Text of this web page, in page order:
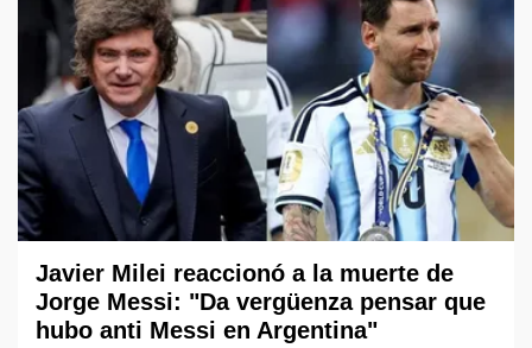
Javier Milei reaccionó a la muerte de
Jorge Messi: "Da vergüenza pensar que
hubo anti Messi en Argentina"